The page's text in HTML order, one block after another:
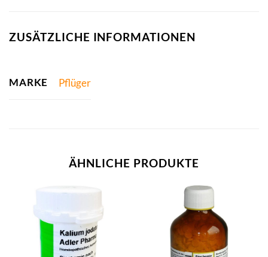
ZUSÄTZLICHE INFORMATIONEN
MARKE Pflüger
ÄHNLICHE PRODUKTE